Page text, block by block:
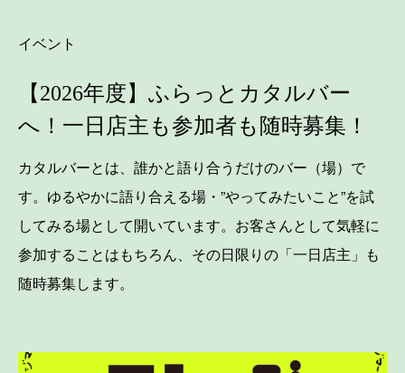
イベント
【2026年度】ふらっとカタルバー
へ！一日店主も参加者も随時募集！
カタルバーとは、誰かと語り合うだけのバー（場）で
す。ゆるやかに語り合える場・”やってみたいこと”を試
してみる場として開いています。お客さんとして気軽に
参加することはもちろん、その日限りの「一日店主」も
随時募集します。